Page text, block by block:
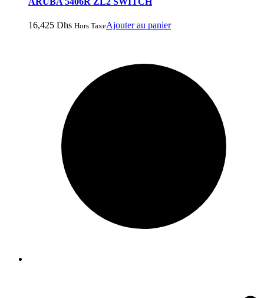
16,425 Dhs Hors TaxeAjouter au panier